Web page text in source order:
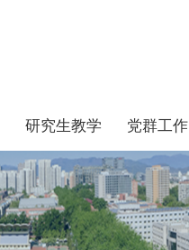
研究生教学 党群工作